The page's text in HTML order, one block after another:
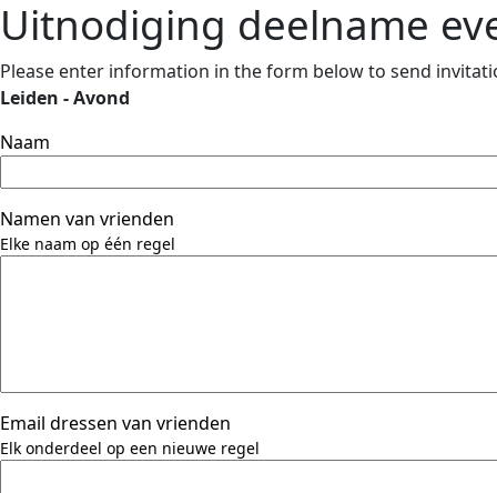
Uitnodiging deelname
Please enter information in the form below to send
Leiden - Avond
Naam
Namen van vrienden
Elke naam op één regel
Email dressen van vrienden
Elk onderdeel op een nieuwe regel